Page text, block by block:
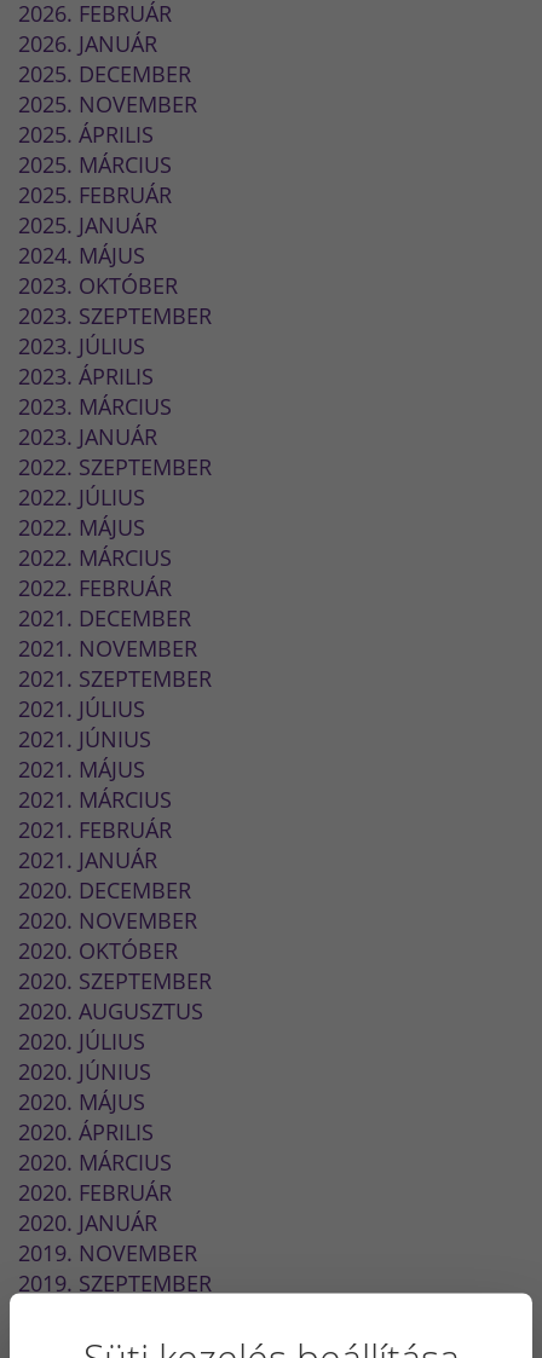
2026. FEBRUÁR
2026. JANUÁR
2025. DECEMBER
2025. NOVEMBER
2025. ÁPRILIS
2025. MÁRCIUS
2025. FEBRUÁR
2025. JANUÁR
2024. MÁJUS
2023. OKTÓBER
2023. SZEPTEMBER
2023. JÚLIUS
2023. ÁPRILIS
2023. MÁRCIUS
2023. JANUÁR
2022. SZEPTEMBER
2022. JÚLIUS
2022. MÁJUS
2022. MÁRCIUS
2022. FEBRUÁR
2021. DECEMBER
2021. NOVEMBER
2021. SZEPTEMBER
2021. JÚLIUS
2021. JÚNIUS
2021. MÁJUS
2021. MÁRCIUS
2021. FEBRUÁR
2021. JANUÁR
2020. DECEMBER
2020. NOVEMBER
2020. OKTÓBER
2020. SZEPTEMBER
2020. AUGUSZTUS
2020. JÚLIUS
2020. JÚNIUS
2020. MÁJUS
2020. ÁPRILIS
2020. MÁRCIUS
2020. FEBRUÁR
2020. JANUÁR
2019. NOVEMBER
2019. SZEPTEMBER
2019. JÚNIUS